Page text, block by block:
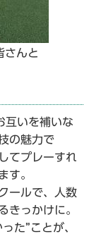
さんと
互いを補いな
の魅力で
てプレーすれ
す。
ールで、人数
きっかけに。
た”ことが、